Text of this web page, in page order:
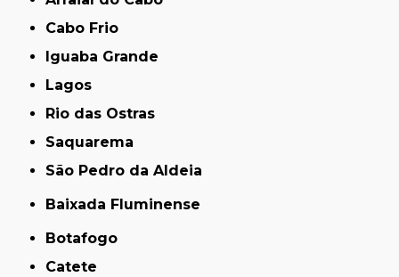
Cabo Frio
Iguaba Grande
Lagos
Rio das Ostras
Saquarema
São Pedro da Aldeia
Baixada Fluminense
Botafogo
Catete